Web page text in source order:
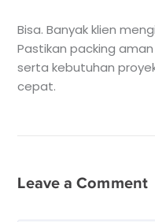
Bisa. Banyak klien
Pastikan packing
serta kebutuhan
cepat.
Leave a Comment